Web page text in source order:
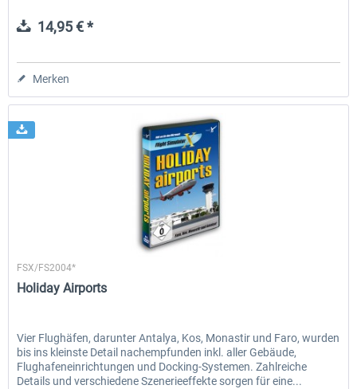
14,95 € *
Merken
Aerosoft
FSX/FS2004*
Holiday Airports
Vier Flughäfen, darunter Antalya, Kos, Monastir und Faro, wurden
bis ins kleinste Detail nachempfunden inkl. aller Gebäude,
Flughafeneinrichtungen und Docking-Systemen. Zahlreiche
Details und verschiedene Szenerieeffekte sorgen für eine...